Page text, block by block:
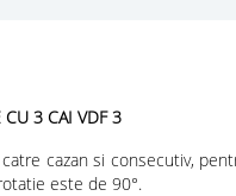
CU 3 CAI VDF 3
cazan si consecutiv,
este de 90°.